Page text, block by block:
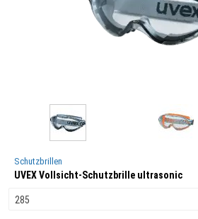
Schutzbrillen
UVEX Vollsicht-Schutzbrille ultrasonic